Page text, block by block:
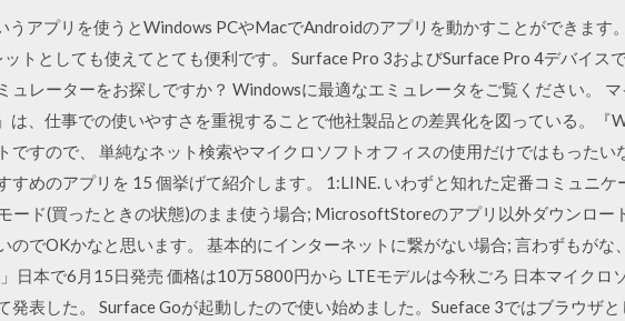
うアプリを使うとWindows PCやMacでAndroidのアプリを動かすことができます
トとしても使えてとても便利です。 Surface Pro 3およびSurface Pro 4デバイス
ュレーターをお探しですか？ Windowsに最適なエミュレータをご覧ください。
は、仕事での使いやすさを重視することで他社製品との差異化を図っている。『
ですので、 単純なネット検索やマイクロソフトオフィスの使用だけではもったい
すめのアプリを 15 個挙げて紹介します。 1:LINE. いわずと知れた定番コミュニケ
ード(買ったときの状態)のまま使う場合; MicrosoftStoreのアプリ以外ダウンロー
のでOKかなと思います。 基本的にインターネットに繋がない場合; 言わずもがな
」日本で6月15日発売 価格は10万5800円から LTEモデルは今秋ごろ 日本マイクロ
発表した。 Surface Goが起動したので使い始めました。Sueface 3ではブラウザ